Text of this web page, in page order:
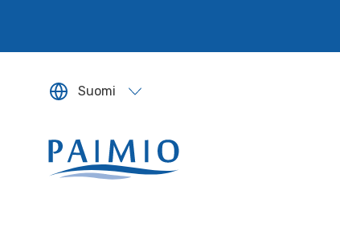
Suomi
Sivun kieleksi valitaan englanti.